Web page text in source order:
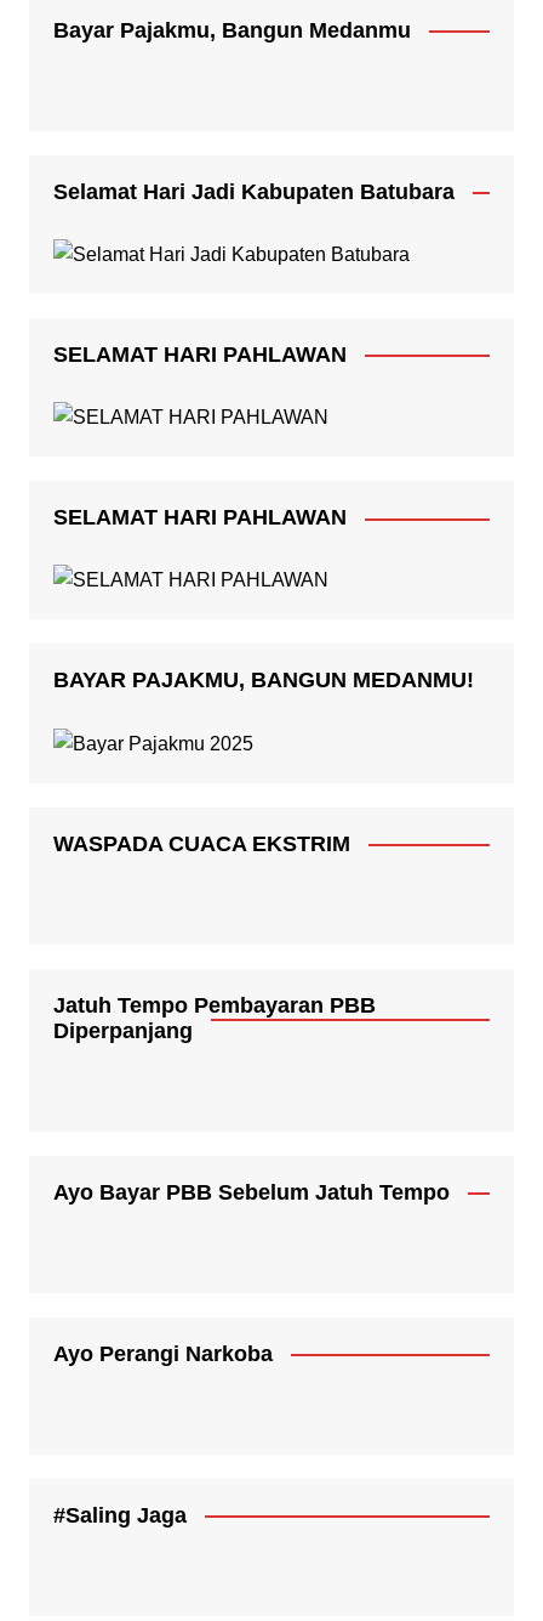
Bayar Pajakmu, Bangun Medanmu
Selamat Hari Jadi Kabupaten Batubara
SELAMAT HARI PAHLAWAN
SELAMAT HARI PAHLAWAN
BAYAR PAJAKMU, BANGUN MEDANMU!
WASPADA CUACA EKSTRIM
Jatuh Tempo Pembayaran PBB
Diperpanjang
Ayo Bayar PBB Sebelum Jatuh Tempo
Ayo Perangi Narkoba
#Saling Jaga